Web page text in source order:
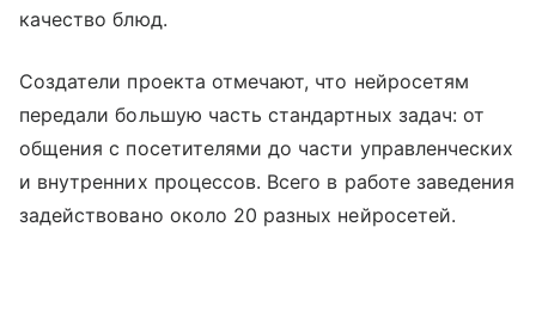
качество блюд.
Создатели проекта отмечают, что нейросетям
передали большую часть стандартных задач: от
общения с посетителями до части управленческих
и внутренних процессов. Всего в работе заведения
задействовано около 20 разных нейросетей.